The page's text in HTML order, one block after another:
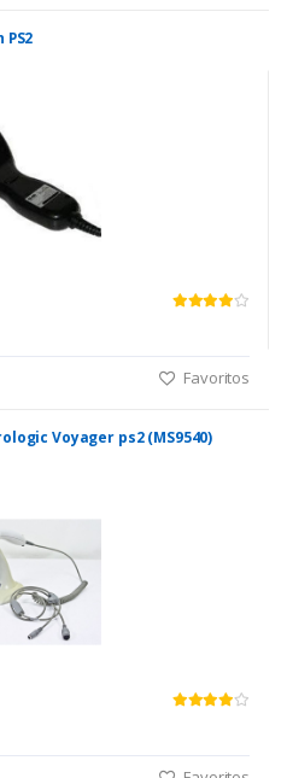
Favoritos
Voyager ps2 (MS9540)